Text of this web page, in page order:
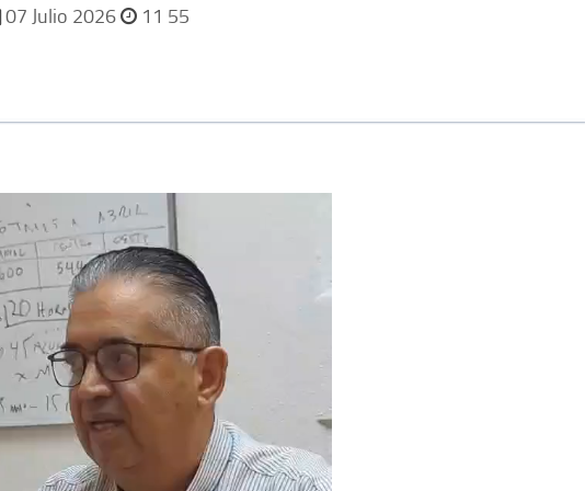
07 Julio 2026 11 55